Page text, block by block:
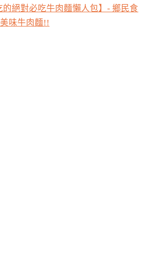
的絕對必吃牛肉麵懶人包】- 鄉民食
味牛肉麵!!